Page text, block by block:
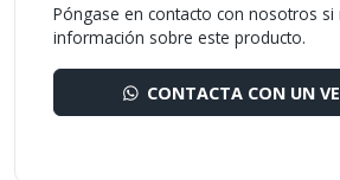
Póngase en contacto con nosotros si
información sobre este producto.
CONTACTA CON UN